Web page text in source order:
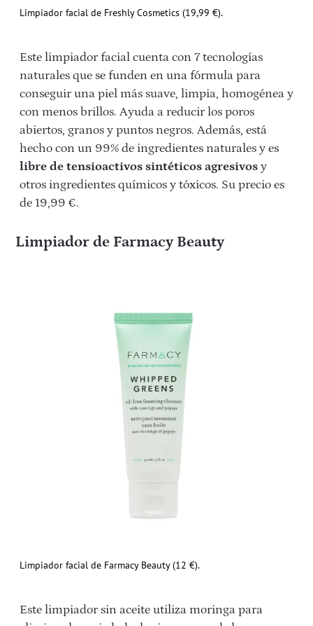
Limpiador facial de Freshly Cosmetics (19,99 €).
Este limpiador facial cuenta con 7 tecnologías
naturales que se funden en una fórmula para
conseguir una piel más suave, limpia, homogénea y
con menos brillos. Ayuda a reducir los poros
abiertos, granos y puntos negros. Además, está
hecho con un 99% de ingredientes naturales y es
libre de tensioactivos sintéticos agresivos y
otros ingredientes químicos y tóxicos. Su precio es
de 19,99 €.
Limpiador de Farmacy Beauty
Limpiador facial de Farmacy Beauty (12 €).
Este limpiador sin aceite utiliza moringa para